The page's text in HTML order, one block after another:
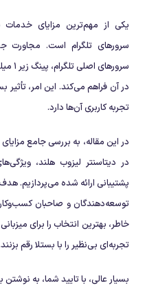
یکی از مهم‌ترین مزایای خدمات
سرورهای تلگرام است. مجاورت
در آن فراهم می‌کند. این امر،
تجربه کاربری آن‌ها دارد.
در این مقاله، به بررسی جامع
در دیتاسنتر لیزوب هلند،
پشتیبانی ارائه شده می‌پردازیم. هدف
توسعه‌دهندگان و صاحبان
خاطر، بهترین انتخاب را برای
تجربه‌ای بی‌نظیر را با بستلا رقم
بسیار عالی، با تایید شما، به